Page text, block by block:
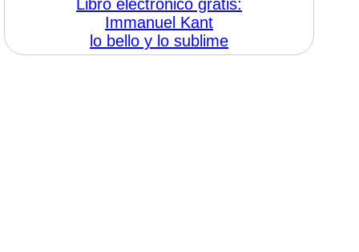
Libro electrónico gratis:
Immanuel Kant
lo bello y lo sublime